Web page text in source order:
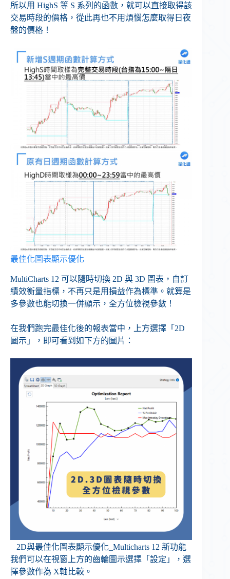
所以用 HighS 等 S 系列的函數，就可以直接取得該
交易時段的價格，從此再也不用煩惱怎麼取得日夜
盤的價格！
最佳化圖表顯示優化
MultiCharts 12 可以隨時切換 2D 與 3D 圖表，自訂
績效衡量指標，不再只是用損益作為標準。就算是
多參數也能切換一併顯示，全方位檢視參數！​
在我們跑完最佳化後的報表當中，上方選擇「2D
圖示」，即可看到如下方的圖片：
2D與最佳化圖表顯示優化_Multicharts 12 新功能
我們可以在視窗上方的齒輪圖示選擇「設定」，選
擇參數作為 X軸比較。